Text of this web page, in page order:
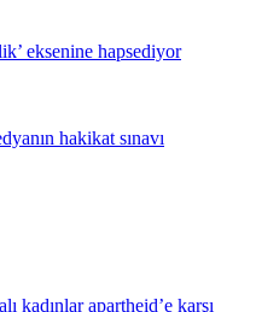
eksenine hapsediyor
hakikat sınavı
kadınlar apartheid’e karşı